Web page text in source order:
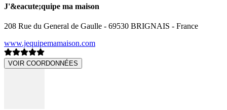
J'&eacute;quipe ma maison
208 Rue du General de Gaulle - 69530 BRIGNAIS - France
www.jequipemamaison.com
VOIR COORDONNÉES